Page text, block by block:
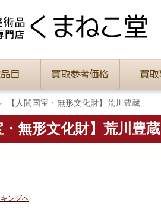
【人間国宝・無形文化財】荒川豊蔵
・無形文化財】荒川豊蔵
ングへ